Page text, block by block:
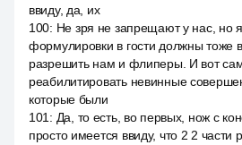
ввиду, да, их
100: Не зря не запрещают у нас, но
формулировки в гости должны тоже
разрешить нам и флиперы. И вот
реабилитировать невинные
которые были
101 : Да, то есть, во первых, нож с
просто имеется ввиду, что 2 2 части